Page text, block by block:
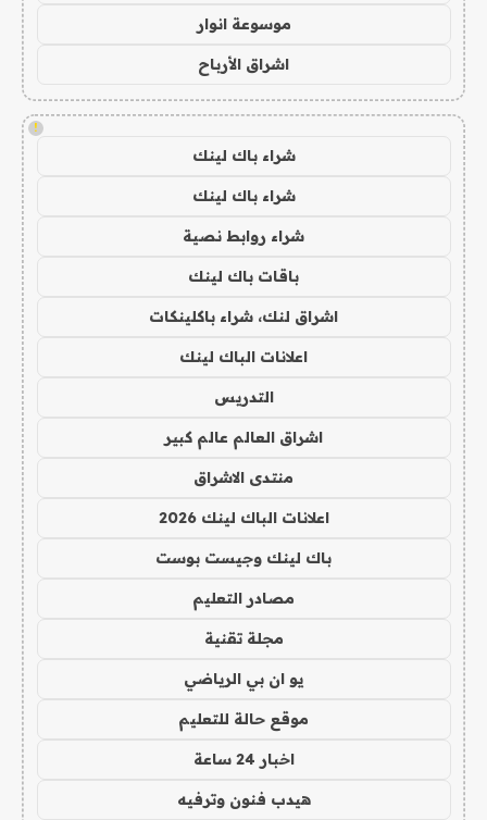
موسوعة انوار
اشراق الأرباح
!
شراء باك لينك
شراء باك لينك
شراء روابط نصية
باقات باك لينك
اشراق لنك، شراء باكلينكات
اعلانات الباك لينك
التدريس
اشراق العالم عالم كبير
منتدى الاشراق
اعلانات الباك لينك 2026
باك لينك وجيست بوست
مصادر التعليم
مجلة تقنية
يو ان بي الرياضي
موقع حالة للتعليم
اخبار 24 ساعة
هيدب فنون وترفيه